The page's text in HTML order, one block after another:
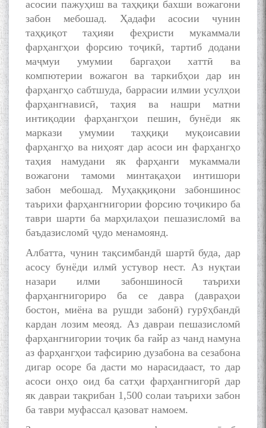
асосии пажуҳиш ва таҳқиқи бахши вожагони
забон мебошад. Ҳадафи асосии чунин
таҳқиқот таҳияи феҳристи мукаммали
фарҳангҳои форсию тоҷикӣ, тартиб додани
маҷмуи умумии баргаҳои хаттӣ ва
компютерии вожагон ва таркибҳои дар ин
фарҳангҳо сабтшуда, баррасии илмии усулҳои
фарҳангнависӣ, таҳия ва нашри матни
интиқодии фарҳангҳои пешин, бунёди як
маркази умумии таҳқиқи муқоисавии
фарҳангҳо ва ниҳоят дар асоси ин фарҳангҳо
таҳия намудани як фарҳанги мукаммали
вожагони тамоми минтақаҳои интишори
забон мебошад. Муҳаққиқони забоншинос
таърихи фарҳангнигории форсию тоҷикиро ба
таври шарти ба марҳилаҳои пешазисломӣ ва
баъдазисломӣ ҷудо менамоянд.
Албатта, чунин тақсимбандӣ шартӣ буда, дар
асосу бунёди илмӣ устувор нест. Аз нуқтаи
назари илми забоншиносӣ таърихи
фарҳангнигориро ба се давра (давраҳои
бостон, миёна ва рушди забонӣ) гурӯҳбандӣ
кардан лозим меояд. Аз давраи пешазисломӣ
фарҳангнигории тоҷик ба ғайр аз чанд намуна
аз фарҳангҳои тафсирию дузабона ва сезабона
дигар осоре ба дасти мо нарасидааст, то дар
асоси онҳо оид ба сатҳи фарҳангнигорӣ дар
як давраи тақрибан 1,500 солаи таърихи забон
ба таври муфассал қазоват намоем.